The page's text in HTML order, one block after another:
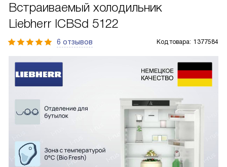
Встраиваемый холодильник
Liebherr ICBSd 5122
6 отзывов Код товара: 1377584